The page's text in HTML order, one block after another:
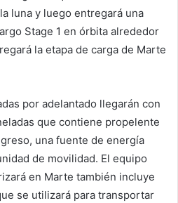
luna y luego entregará una
Stage 1 en órbita alrededor
la etapa de carga de Marte
por adelantado llegarán con
que contiene propelente
una fuente de energía
de movilidad. El equipo
en Marte también incluye
se utilizará para transportar